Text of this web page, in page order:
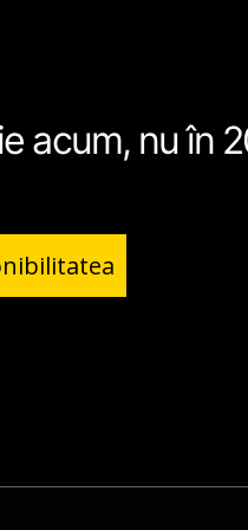
acum, nu în